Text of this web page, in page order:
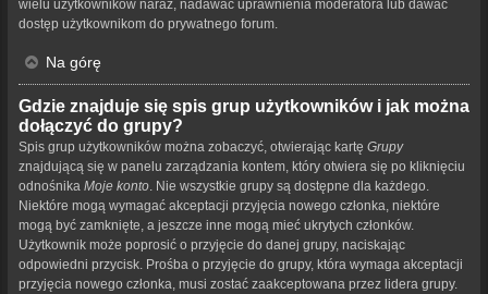
wielu użytkowników naraz, nadawać uprawnienia moderatora lub dawać
dostęp użytkownikom do prywatnego forum.
Na górę
Gdzie znajduje się spis grup użytkowników i jak można
dołączyć do grupy?
Spis grup użytkowników można zobaczyć, otwierając kartę Grupy
znajdującą się w panelu zarządzania kontem, który otwiera się po kliknięciu
odnośnika Moje konto . Nie wszystkie grupy są dostępne dla każdego.
Niektóre mogą wymagać akceptacji przyjęcia nowego członka, niektóre
mogą być zamknięte, a jeszcze inne mogą mieć ukrytych członków.
Użytkownik może poprosić o przyjęcie do danej grupy, naciskając
odpowiedni przycisk. Prośba o przyjęcie do grupy, która wymaga akceptacji
przyjęcia nowego członka, musi zostać zaakceptowana przez lidera grupy.